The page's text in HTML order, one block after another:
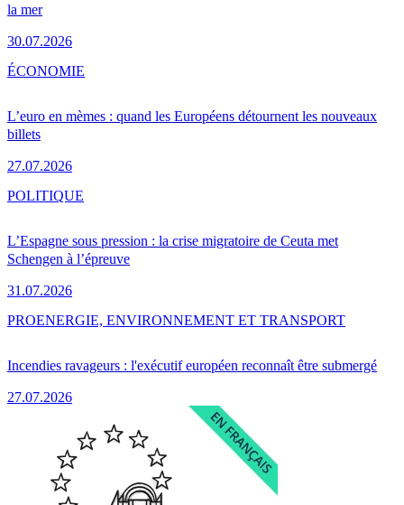
la mer
30.07.2026
L’euro en mèmes : quand les Européens détournent les nouveaux
billets
27.07.2026
ÉCONOMIE
L’Espagne sous pression : la crise migratoire de Ceuta met
Schengen à l’épreuve
31.07.2026
POLITIQUE
Incendies ravageurs : l'exécutif européen reconnaît être submergé
27.07.2026
PROENERGIE, ENVIRONNEMENT ET TRANSPORT